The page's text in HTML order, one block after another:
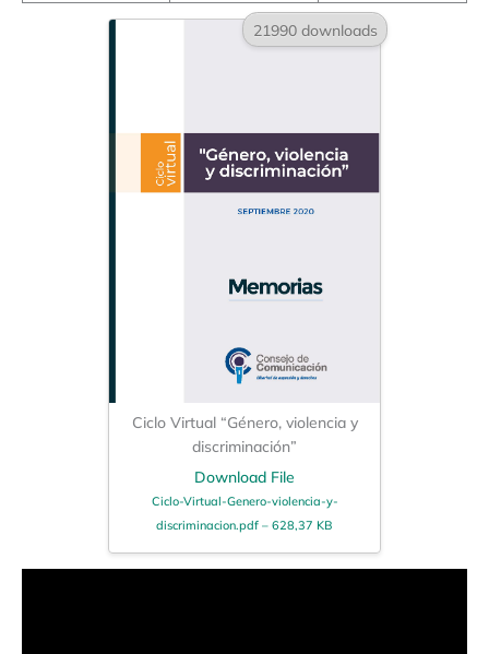
21990 downloads
Ciclo Virtual “Género, violencia y
discriminación”
Download File
Ciclo-Virtual-Genero-violencia-y-
discriminacion.pdf – 628,37 KB